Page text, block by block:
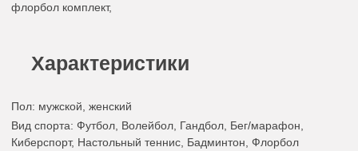
флорбол комплект,
Характеристики
Пол: мужской, женский
Вид спорта: Футбол, Волейбол, Гандбол, Бег/марафон,
Киберспорт, Настольный теннис, Бадминтон, Флорбол